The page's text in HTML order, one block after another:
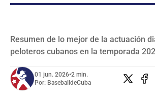
Resumen de lo mejor de la actuación
peloteros cubanos en la temporada
01 jun. 2026•2 min.
Por: BaseballdeCuba